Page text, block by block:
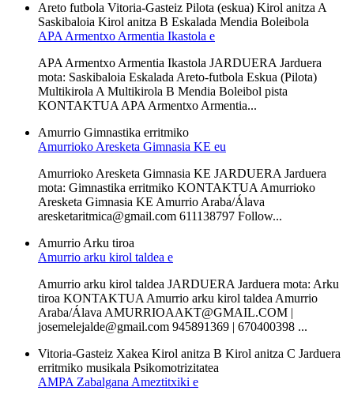
Areto futbola Vitoria-Gasteiz Pilota (eskua) Kirol anitza A
Saskibaloia Kirol anitza B Eskalada Mendia Boleibola
APA Armentxo Armentia Ikastola e
APA Armentxo Armentia Ikastola JARDUERA Jarduera
mota: Saskibaloia Eskalada Areto-futbola Eskua (Pilota)
Multikirola A Multikirola B Mendia Boleibol pista
KONTAKTUA APA Armentxo Armentia...
Amurrio Gimnastika erritmiko
Amurrioko Aresketa Gimnasia KE eu
Amurrioko Aresketa Gimnasia KE JARDUERA Jarduera
mota: Gimnastika erritmiko KONTAKTUA Amurrioko
Aresketa Gimnasia KE Amurrio Araba/Álava
aresketaritmica@gmail.com 611138797 Follow...
AmurrioArku tiroa
Amurrio arku kirol taldea e
Amurrio arku kirol taldea JARDUERA Jarduera mota: Arku
tiroa KONTAKTUA Amurrio arku kirol taldea Amurrio
Araba/Álava AMURRIOAAKT@GMAIL.COM |
josemelejalde@gmail.com 945891369 | 670400398 ...
Vitoria-Gasteiz Xakea Kirol anitza B Kirol anitza C Jarduera
erritmiko musikala Psikomotrizitatea
AMPA Zabalgana Ameztitxiki e